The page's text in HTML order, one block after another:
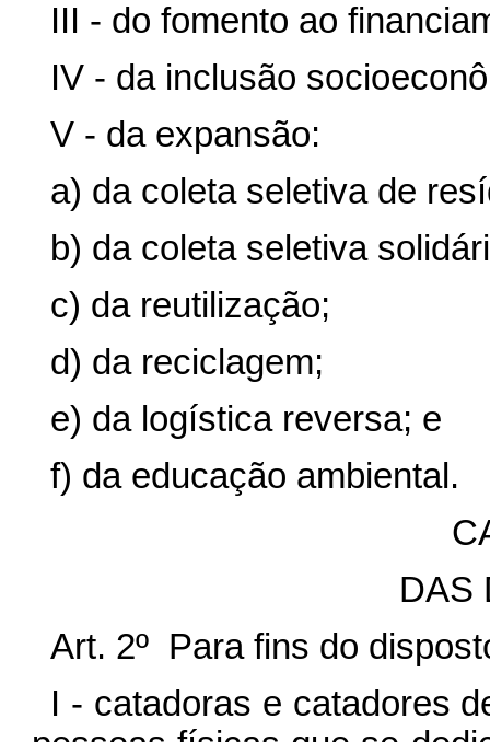
III - do fomento ao
IV - da inclusão
V - da expansão:
a) da coleta seletiva de
b) da coleta seletiva
c) da reutilização;
d) da reciclagem;
e) da logística reversa; e
f) da educação ambiental.
DAS
Art. 2º Para fins do
I - catadoras e catadores